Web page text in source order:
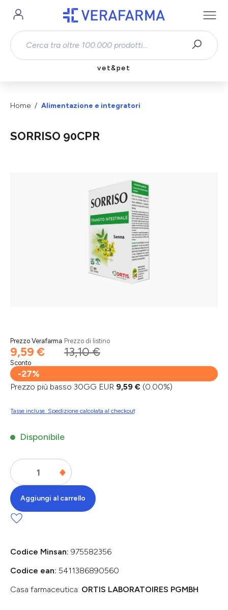
Passa al contenuto principale
vet&pet
Home Alimentazione e integratori
SORRISO 90CPR
Prezzo Verafarma
9,59 €
Prezzo di listino
13,10 €
Sconto
-27%
Prezzo più basso 30GG EUR 9,59 € (0.00%)
Tasse incluse. Spedizione calcolata al checkout
Disponibile
Aggiungi al carrello
Codice Minsan: 975582356
Codice ean: 5411386890560
Casa farmaceutica: ORTIS LABORATOIRES PGMBH